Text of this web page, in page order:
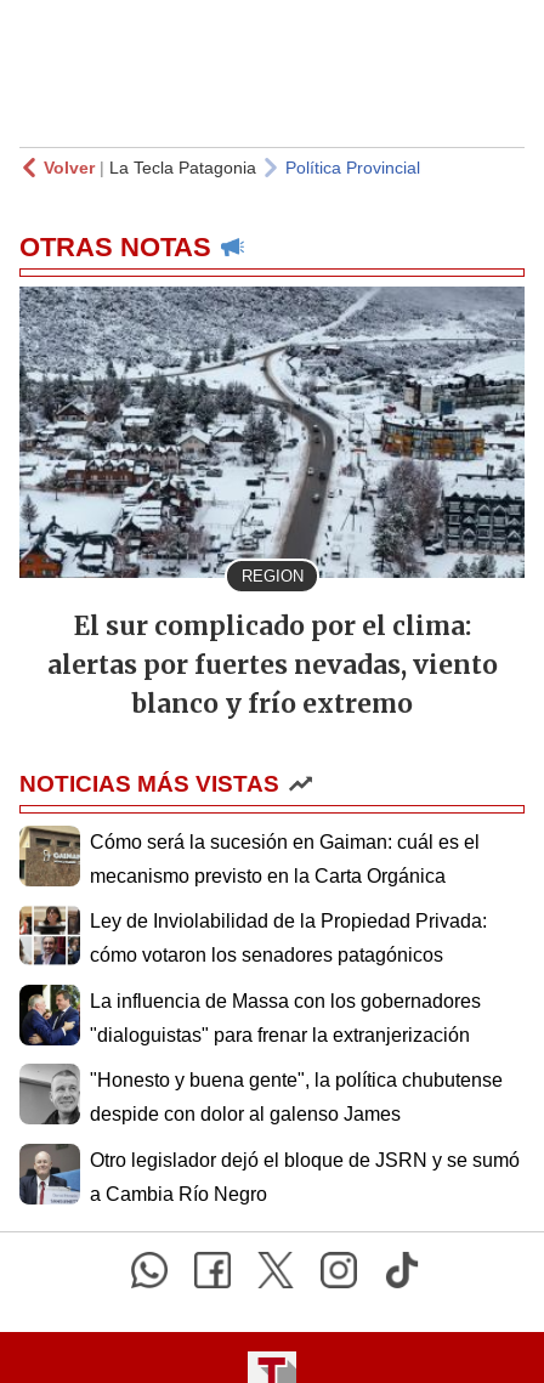
Volver| La Tecla Patagonia Política Provincial
OTRAS NOTAS
REGION
El sur complicado por el clima:
alertas por fuertes nevadas, viento
blanco y frío extremo
NOTICIAS MÁS VISTAS
Cómo será la sucesión en Gaiman: cuál es el
mecanismo previsto en la Carta Orgánica
Ley de Inviolabilidad de la Propiedad Privada:
cómo votaron los senadores patagónicos
La influencia de Massa con los gobernadores
"dialoguistas" para frenar la extranjerización
"Honesto y buena gente", la política chubutense
despide con dolor al galenso James
Otro legislador dejó el bloque de JSRN y se sumó
a Cambia Río Negro